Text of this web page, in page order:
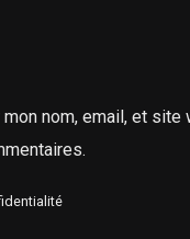
nom, email, et site